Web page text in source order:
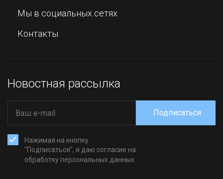
Мы в социальных сетях
Контакты
Новостная рассылка
Нажимая на кнопку
"Подписаться", я даю согласие на
обработку персональных данных
Подписаться